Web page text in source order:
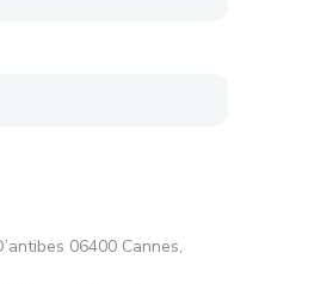
06400 Cannes,